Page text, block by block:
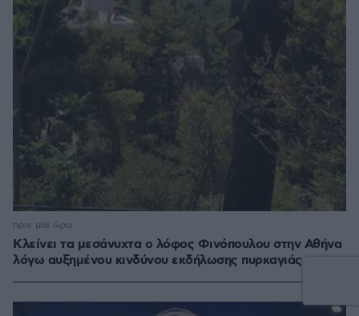
Κλείνει τα μεσάνυχτα ο λόφος Φινόπουλου στην Αθήνα
λόγω αυξημένου κινδύνου εκδήλωσης πυρκαγιάς
πριν μία ώρα